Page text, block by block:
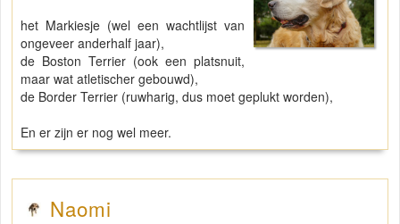
het Markiesje (wel een wachtlijst van
ongeveer anderhalf jaar),
de Boston Terrier (ook een platsnuit,
maar wat atletischer gebouwd),
de Border Terrier (ruwharig, dus moet geplukt worden),
En er zijn er nog wel meer.
Naomi